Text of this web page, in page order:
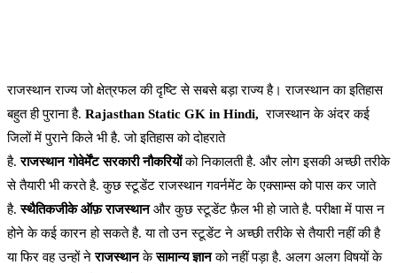
राजस्थान राज्य जो क्षेत्रफल की दृष्टि से सबसे बड़ा राज्य है। राजस्थान का इतिहास
बहुत ही पुराना है. Rajasthan Static GK in Hindi, राजस्थान के अंदर कई
जिलों में पुराने किले भी है. जो इतिहास को दोहराते
है.राजस्थानगोवेर्मेंट सरकारीनौकरियोंको निकालती है. और लोग इसकी अच्छी तरीके
से तैयारी भी करते है. कुछ स्टूडेंट राजस्थान गवर्नमेंट के एक्साम्स को पास कर जाते
है.स्थैतिकजीकेऑफ़राजस्थानऔर कुछ स्टूडेंट फ़ैल भी हो जाते है. परीक्षा में पास न
होने के कई कारन हो सकते है. या तो उन स्टूडेंट ने अच्छी तरीके से तैयारी नहीं की है
या फिर वह उन्हों नेराजस्थानकेसामान्यज्ञानको नहीं पड़ा है. अलग अलग विषयों के